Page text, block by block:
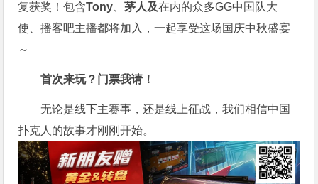
复获奖！包含Tony 、茅人及在内的众多GG中国队大
使、播客吧主播都将加入，一起享受这场国庆中秋盛宴
～
首次来玩？门票我请！
无论是线下主赛事，还是线上征战，我们相信中国
扑克人的故事才刚刚开始。